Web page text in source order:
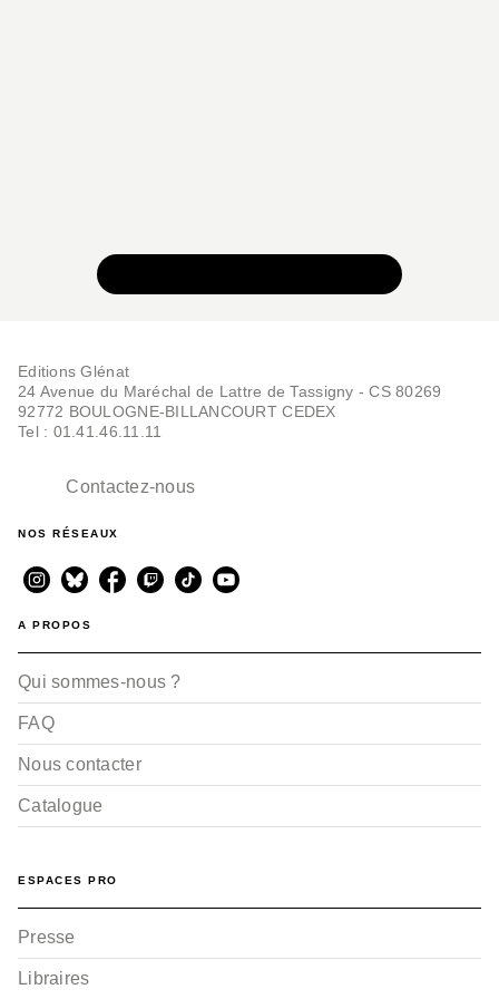
Editions Glénat
24 Avenue du Maréchal de Lattre de Tassigny - CS 80269
92772 BOULOGNE-BILLANCOURT CEDEX
Tel : 01.41.46.11.11
Contactez-nous
NOS RÉSEAUX
A PROPOS
Qui sommes-nous ?
FAQ
Nous contacter
Catalogue
ESPACES PRO
Presse
Libraires